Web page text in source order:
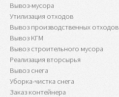
Вывоз-мусора
Утилизация отходов
Вывоз производственных отходов
Вывоз КГМ
Вывоз строительного мусора
Реализация вторсырья
Вывоз снега
Уборка-чистка снега
Заказ контейнера